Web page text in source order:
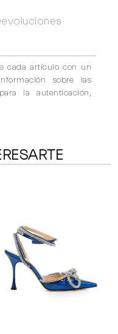
cada artículo con un
sobre las
la autenticación,